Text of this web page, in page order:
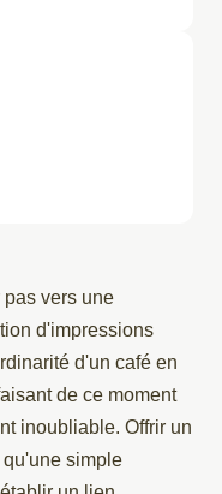
vers une
d'impressions
d'un café en
de ce moment
inoubliable. Offrir un
simple